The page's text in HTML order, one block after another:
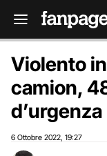
Violento
camion,
d’urgenza
6 Ottobre 2022 19:27